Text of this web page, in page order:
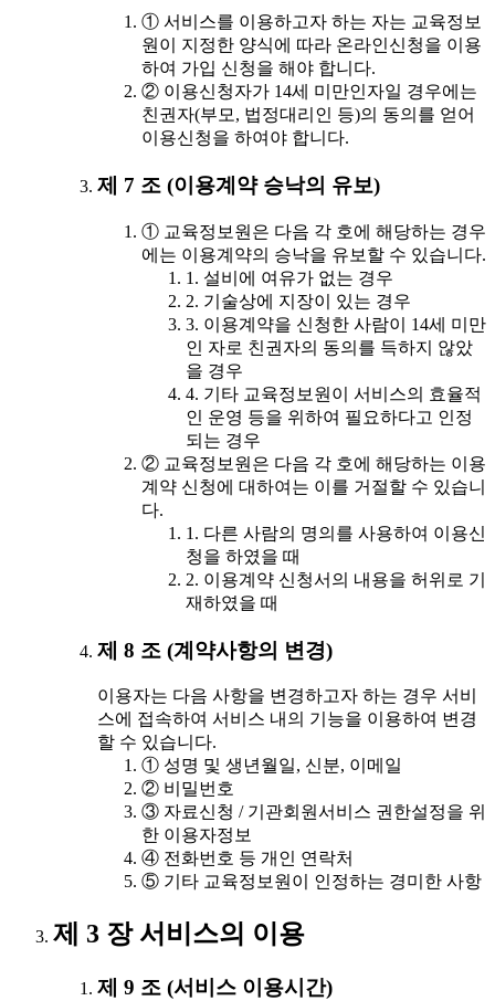
① 서비스를 이용하고자 하는 자는 교육정보
원이 지정한 양식에 따라 온라인신청을 이용
하여 가입 신청을 해야 합니다.
② 이용신청자가 14세 미만인자일 경우에는
친권자(부모, 법정대리인 등)의 동의를 얻어
이용신청을 하여야 합니다.
제 7 조 (이용계약 승낙의 유보)
① 교육정보원은 다음 각 호에 해당하는 경우
에는 이용계약의 승낙을 유보할 수 있습니다.
1. 설비에 여유가 없는 경우
2. 기술상에 지장이 있는 경우
3. 이용계약을 신청한 사람이 14세 미만
인 자로 친권자의 동의를 득하지 않았
을 경우
4. 기타 교육정보원이 서비스의 효율적
인 운영 등을 위하여 필요하다고 인정
되는 경우
② 교육정보원은 다음 각 호에 해당하는 이용
계약 신청에 대하여는 이를 거절할 수 있습니
다.
1. 다른 사람의 명의를 사용하여 이용신
청을 하였을 때
2. 이용계약 신청서의 내용을 허위로 기
재하였을 때
제 8 조 (계약사항의 변경)
이용자는 다음 사항을 변경하고자 하는 경우 서비
스에 접속하여 서비스 내의 기능을 이용하여 변경
할 수 있습니다.
① 성명 및 생년월일, 신분, 이메일
② 비밀번호
③ 자료신청 / 기관회원서비스 권한설정을 위
한 이용자정보
④ 전화번호 등 개인 연락처
⑤ 기타 교육정보원이 인정하는 경미한 사항
제 3 장 서비스의 이용
제 9 조 (서비스 이용시간)